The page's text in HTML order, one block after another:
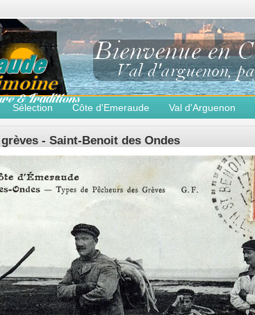
Sélection Côte d'Emeraude Val d'Arguenon
- Saint-Benoit des Ondes